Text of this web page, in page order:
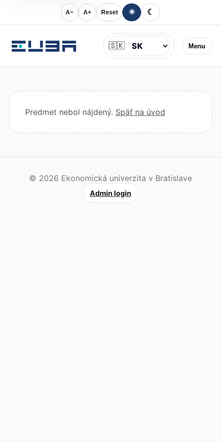
A− A+ Reset ☀ ☾
Menu
Jazyk
🇸🇰
Predmet nebol nájdený. Späť na úvod
© 2026 Ekonomická univerzita v Bratislave
Admin login